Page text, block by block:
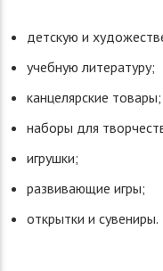
детскую и
учебную литературу;
канцелярские товары;
наборы для
игрушки;
развивающие игры;
открытки и сувениры.